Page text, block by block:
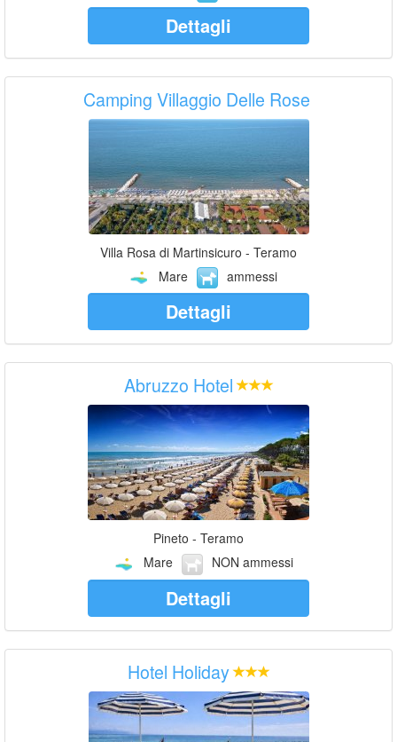
Dettagli
Camping Villaggio Delle Rose
Villa Rosa di Martinsicuro - Teramo
Mare
ammessi
Dettagli
Abruzzo Hotel
Pineto - Teramo
Mare
NON ammessi
Dettagli
Hotel Holiday